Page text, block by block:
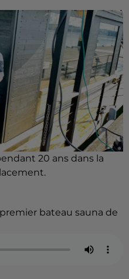
20 ans dans la
bateau sauna de